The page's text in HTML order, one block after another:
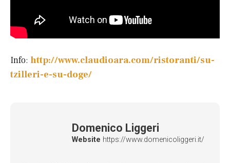
Info: http://www.claudioara.com/ristoranti/su-
tzilleri-e-su-doge/
Domenico Liggeri
Website https://www.domenicoliggeri.it/